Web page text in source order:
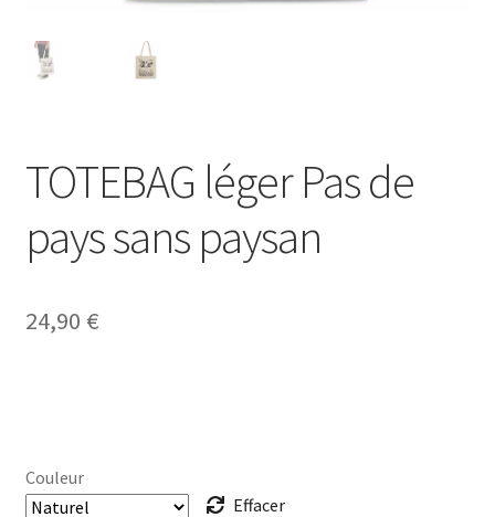
TOTEBAG léger Pas de
pays sans paysan
24,90 €
Couleur
Effacer